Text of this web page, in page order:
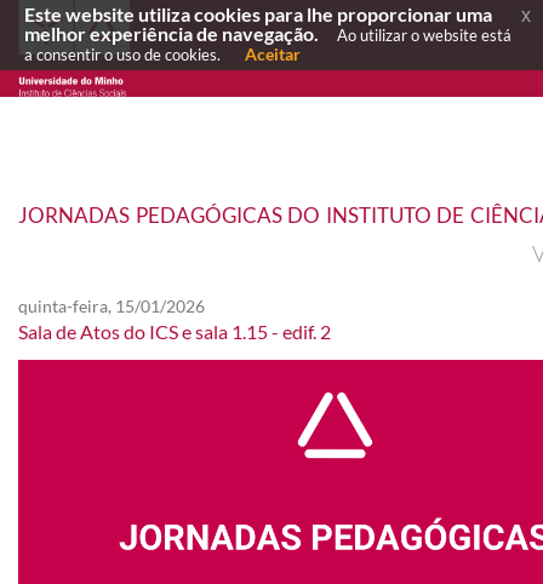
JORNADAS PEDAGÓGICAS DO INSTITUTO DE
quinta-feira, 15/01/2026
Sala de Atos do ICS e sala 1.15 - edif. 2
Este website utiliza cookies para lhe proporcionar uma
melhor experiência de navegação.
Ao utilizar o website está
a consentir o uso de cookies.
Aceitar
x